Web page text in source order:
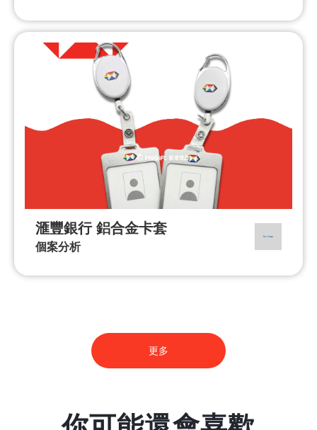
滙豐銀行 鋁合金卡套
個案分析
更多